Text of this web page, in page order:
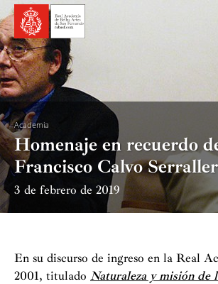
al
contenido
Academia
Homenaje en recuerdo
Francisco Calvo Serraller
3 de febrero de 2019
En su discurso de ingreso en la Real
2001, titulado Naturaleza y misión de